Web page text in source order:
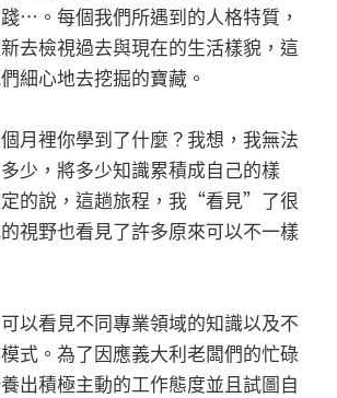
…。每個我們所遇到的人格特質，
去檢視過去與現在的生活樣貌，這
細心地去挖掘的寶藏。
月裡你學到了什麼？我想，我無法
少，將多少知識累積成自己的樣
的說，這趟旅程，我“看見”了很
視野也看見了許多原來可以不一樣
以看見不同專業領域的知識以及不
式。為了因應義大利老闆們的忙碌
出積極主動的工作態度並且試圖自